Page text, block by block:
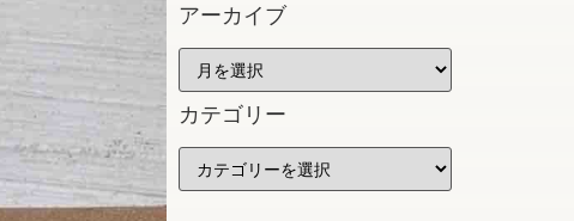
アーカイブ
カテゴリー